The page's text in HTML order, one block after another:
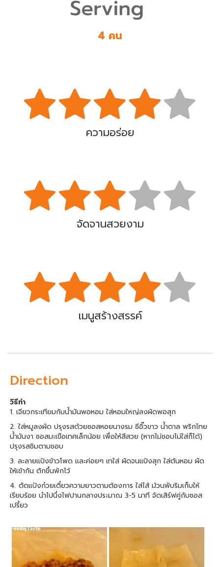
4 คน
ความอร่อย
จัดจานสวยงาม
เมนูสร้างสรรค์
Direction
วิธีทำ
1. เจียวกระเทียมกับน้ำมันพอหอม ใส่หอมใหญ่ลงผัดพอสุก
2. ใส่หมูลงผัด ปรุงรสด้วยซอสหอยนางรม ซีอิ๊วขาว น้ำตาล พริกไทย
น้ำมันงา ซอสมะเขือเทศเล็กน้อย เพื่อให้สีสวย (หากไม่ชอบไม่ใส่ก็ได้)
ปรุงรสชิมตามชอบ
3. ละลายแป้งข้าวโพด และค่อยๆ เทใส่ ผัดจนแป้งสุก ใส่ต้นหอม ผัด
ให้เข้ากัน ตักขึ้นพักไว้
4. ตัดแป้งก๋วยเตี๋ยวความยาวตามต้องการ ใส่ไส้ ม้วนพับริมเก็บให้
เรียบร้อย นำไปนึ่งไฟปานกลางประมาณ 3-5 นาที จัดเสิร์ฟคู่กับซอส
เปรี้ยว